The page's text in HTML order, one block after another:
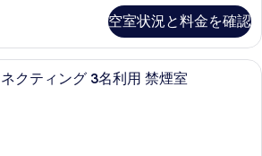
空室状況と料金を確認
クティング 3名利用 禁煙室